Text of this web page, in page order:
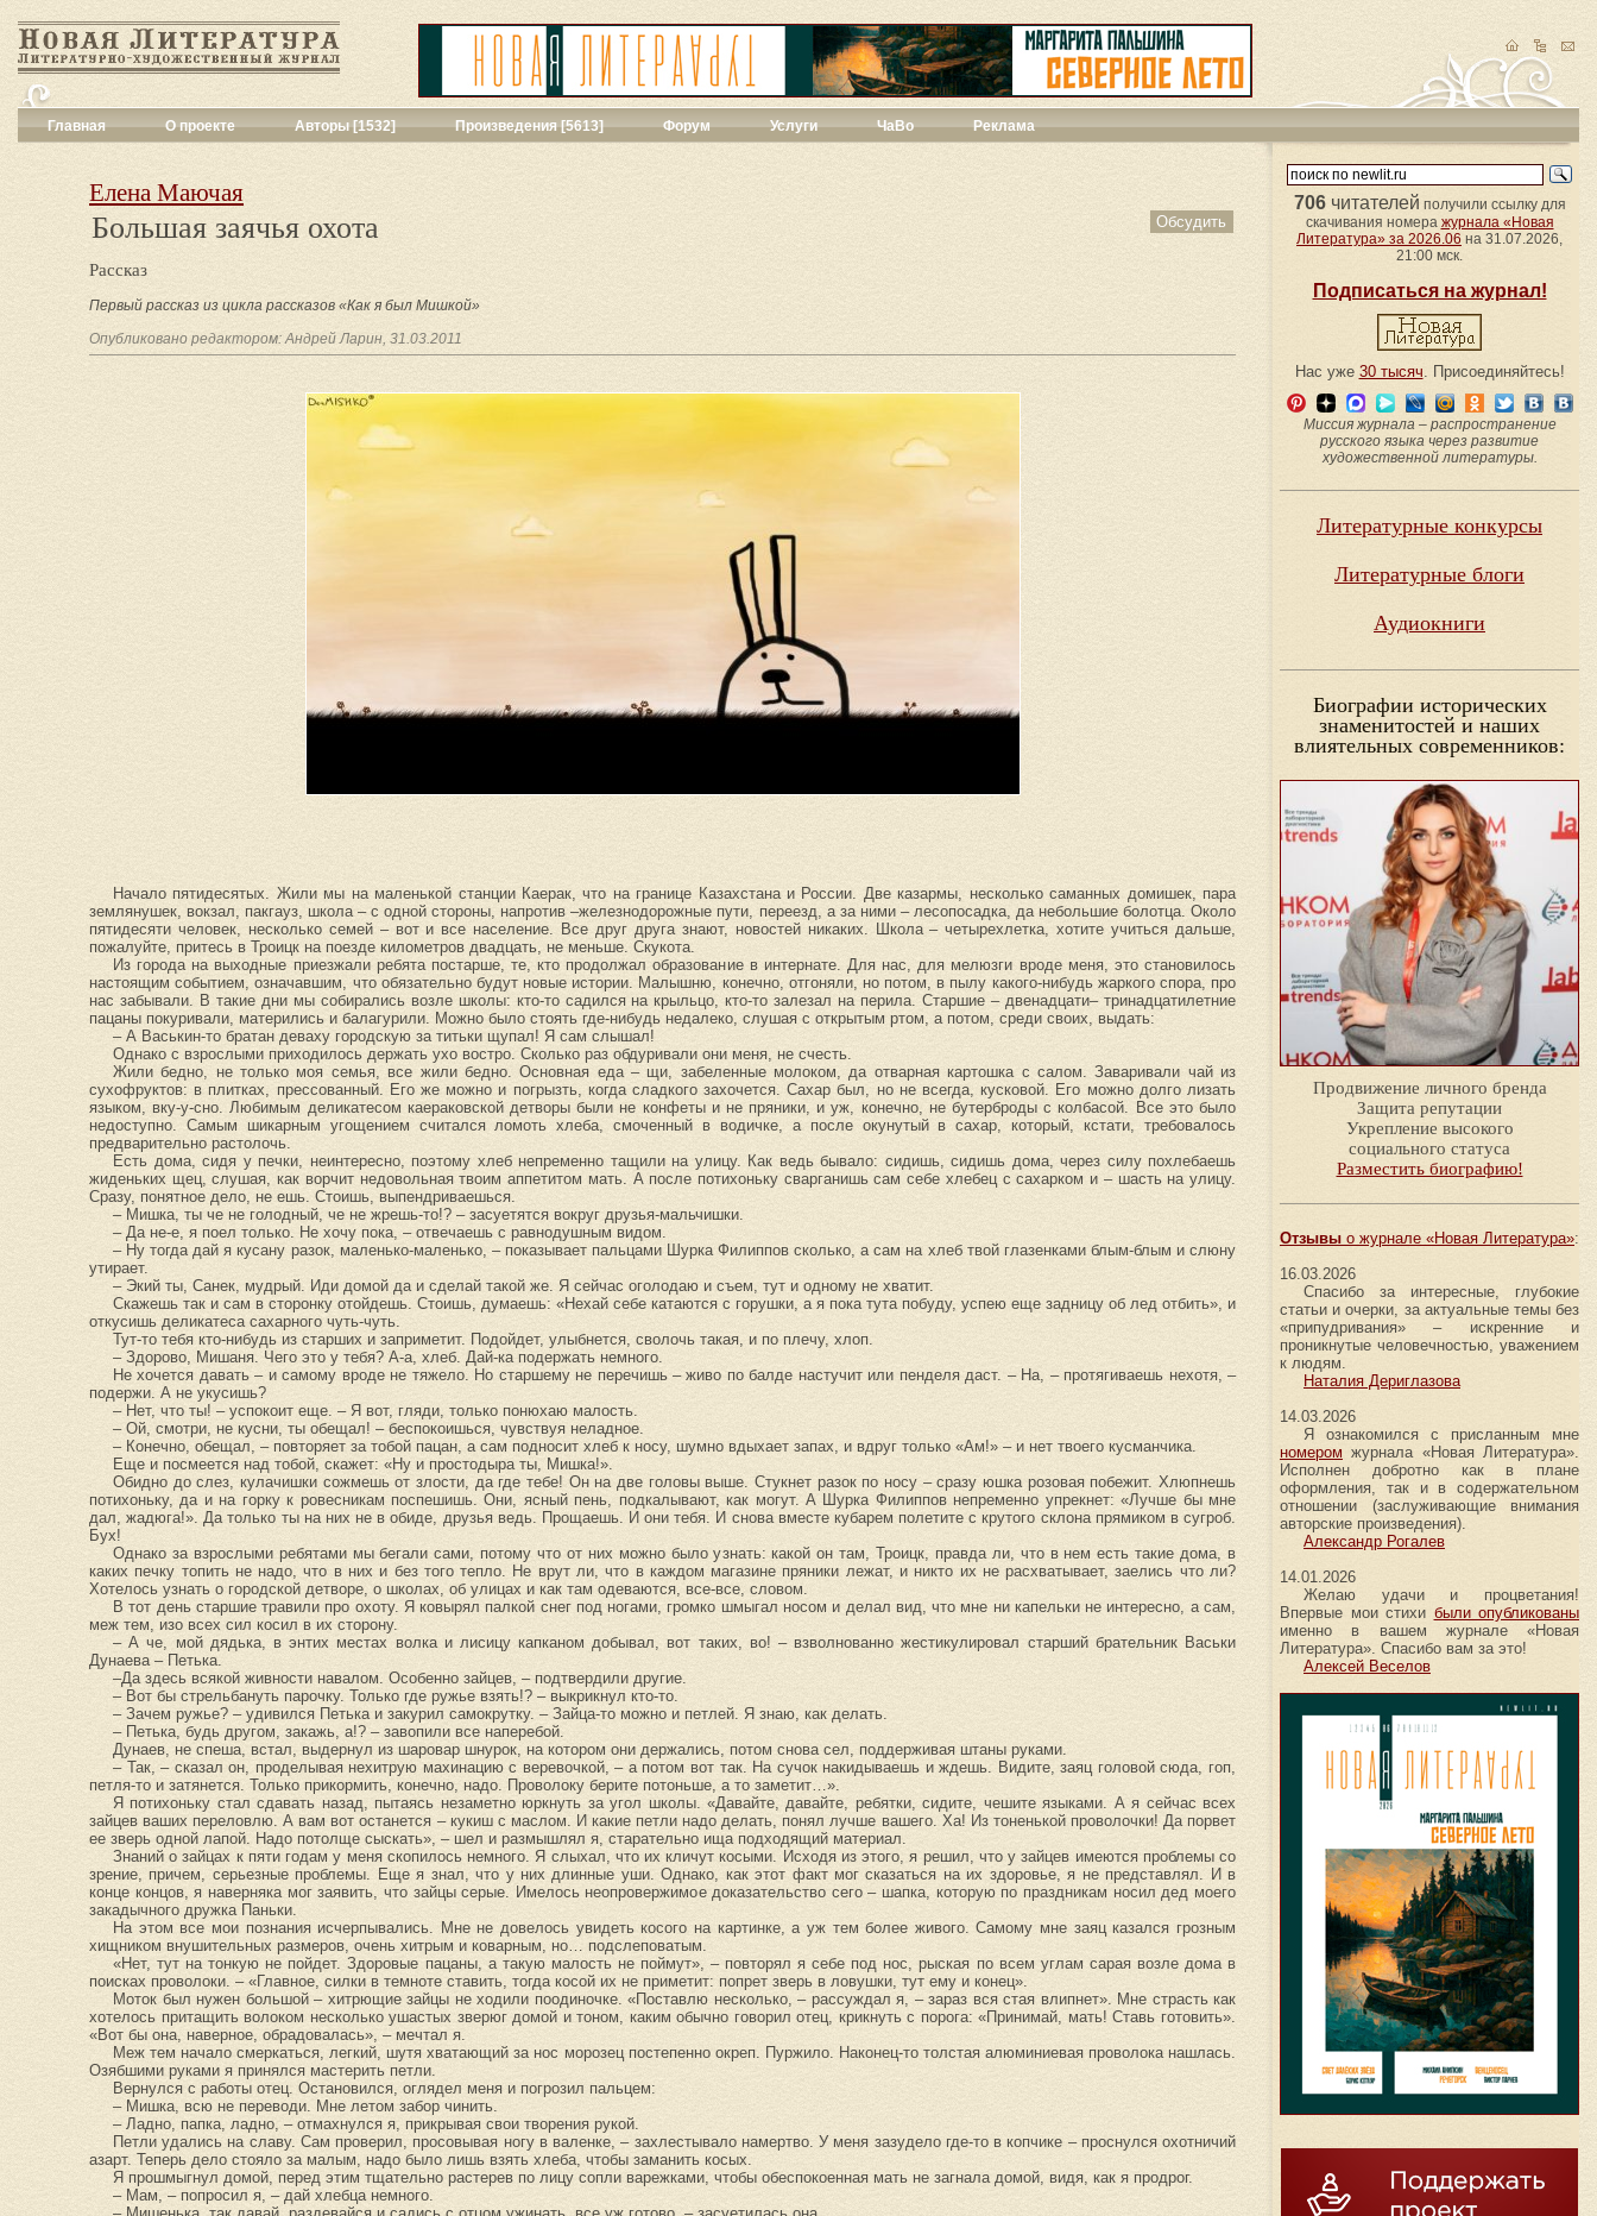
Главная О проекте Авторы [1532] Произведения [5613]
Сценарии
Галерея[144]
Все жанры
Форум Услуги ЧаВо Реклама
Елена Маючая
Большая заячья охота Обсудить
Рассказ
Первый рассказ из цикла рассказов «Как я был Мишкой»
Опубликовано редактором: Андрей Ларин, 31.03.2011
Начало пятидесятых. Жили мы на маленькой станции Каерак, что на границе Казахстана и России. Две казармы, несколько саманных домишек, пара
землянушек, вокзал, пакгауз, школа – с одной стороны, напротив –железнодорожные пути, переезд, а за ними – лесопосадка, да небольшие болотца. Около
пятидесяти человек, несколько семей – вот и все население. Все друг друга знают, новостей никаких. Школа – четырехлетка, хотите учиться дальше,
пожалуйте, притесь в Троицк на поезде километров двадцать, не меньше. Скукота.
Из города на выходные приезжали ребята постарше, те, кто продолжал образование в интернате. Для нас, для мелюзги вроде меня, это становилось
настоящим событием, означавшим, что обязательно будут новые истории. Малышню, конечно, отгоняли, но потом, в пылу какого-нибудь жаркого спора, про
нас забывали. В такие дни мы собирались возле школы: кто-то садился на крыльцо, кто-то залезал на перила. Старшие – двенадцати– тринадцатилетние
пацаны покуривали, матерились и балагурили. Можно было стоять где-нибудь недалеко, слушая с открытым ртом, а потом, среди своих, выдать:
– А Васькин-то братан деваху городскую за титьки щупал! Я сам слышал!
Однако с взрослыми приходилось держать ухо востро. Сколько раз обдуривали они меня, не счесть.
Жили бедно, не только моя семья, все жили бедно. Основная еда – щи, забеленные молоком, да отварная картошка с салом. Заваривали чай из
сухофруктов: в плитках, прессованный. Его же можно и погрызть, когда сладкого захочется. Сахар был, но не всегда, кусковой. Его можно долго лизать
языком, вку-у-сно. Любимым деликатесом каераковской детворы были не конфеты и не пряники, и уж, конечно, не бутерброды с колбасой. Все это было
недоступно. Самым шикарным угощением считался ломоть хлеба, смоченный в водичке, а после окунутый в сахар, который, кстати, требовалось
предварительно растолочь.
Есть дома, сидя у печки, неинтересно, поэтому хлеб непременно тащили на улицу. Как ведь бывало: сидишь, сидишь дома, через силу похлебаешь
жиденьких щец, слушая, как ворчит недовольная твоим аппетитом мать. А после потихоньку сварганишь сам себе хлебец с сахарком и – шасть на улицу.
Сразу, понятное дело, не ешь. Стоишь, выпендриваешься.
– Мишка, ты че не голодный, че не жрешь-то!? – засуетятся вокруг друзья-мальчишки.
– Да не-е, я поел только. Не хочу пока, – отвечаешь с равнодушным видом.
– Ну тогда дай я кусану разок, маленько-маленько, – показывает пальцами Шурка Филиппов сколько, а сам на хлеб твой глазенками блым-блым и слюну
утирает.
– Экий ты, Санек, мудрый. Иди домой да и сделай такой же. Я сейчас оголодаю и съем, тут и одному не хватит.
Скажешь так и сам в сторонку отойдешь. Стоишь, думаешь: «Нехай себе катаются с горушки, а я пока тута побуду, успею еще задницу об лед отбить», и
откусишь деликатеса сахарного чуть-чуть.
Тут-то тебя кто-нибудь из старших и заприметит. Подойдет, улыбнется, сволочь такая, и по плечу, хлоп.
– Здорово, Мишаня. Чего это у тебя? А-а, хлеб. Дай-ка подержать немного.
Не хочется давать – и самому вроде не тяжело. Но старшему не перечишь – живо по балде настучит или пенделя даст. – На, – протягиваешь нехотя, –
подержи. А не укусишь?
– Нет, что ты! – успокоит еще. – Я вот, гляди, только понюхаю малость.
– Ой, смотри, не кусни, ты обещал! – беспокоишься, чувствуя неладное.
– Конечно, обещал, – повторяет за тобой пацан, а сам подносит хлеб к носу, шумно вдыхает запах, и вдруг только «Ам!» – и нет твоего кусманчика.
Еще и посмеется над тобой, скажет: «Ну и простодыра ты, Мишка!».
Обидно до слез, кулачишки сожмешь от злости, да где тебе! Он на две головы выше. Стукнет разок по носу – сразу юшка розовая побежит. Хлюпнешь
потихоньку, да и на горку к ровесникам поспешишь. Они, ясный пень, подкалывают, как могут. А Шурка Филиппов непременно упрекнет: «Лучше бы мне
дал, жадюга!». Да только ты на них не в обиде, друзья ведь. Прощаешь. И они тебя. И снова вместе кубарем полетите с крутого склона прямиком в сугроб.
Бух!
Однако за взрослыми ребятами мы бегали сами, потому что от них можно было узнать: какой он там, Троицк, правда ли, что в нем есть такие дома, в
каких печку топить не надо, что в них и без того тепло. Не врут ли, что в каждом магазине пряники лежат, и никто их не расхватывает, заелись что ли?
Хотелось узнать о городской детворе, о школах, об улицах и как там одеваются, все-все, словом.
В тот день старшие травили про охоту. Я ковырял палкой снег под ногами, громко шмыгал носом и делал вид, что мне ни капельки не интересно, а сам,
меж тем, изо всех сил косил в их сторону.
– А че, мой дядька, в энтих местах волка и лисицу капканом добывал, вот таких, во! – взволнованно жестикулировал старший брательник Васьки
Дунаева – Петька.
–Да здесь всякой живности навалом. Особенно зайцев, – подтвердили другие.
– Вот бы стрельбануть парочку. Только где ружье взять!? – выкрикнул кто-то.
– Зачем ружье? – удивился Петька и закурил самокрутку. – Зайца-то можно и петлей. Я знаю, как делать.
– Петька, будь другом, закажь, а!? – завопили все наперебой.
Дунаев, не спеша, встал, выдернул из шаровар шнурок, на котором они держались, потом снова сел, поддерживая штаны руками.
– Так, – сказал он, проделывая нехитрую махинацию с веревочкой, – а потом вот так. На сучок накидываешь и ждешь. Видите, заяц головой сюда, гоп,
петля-то и затянется. Только прикормить, конечно, надо. Проволоку берите потоньше, а то заметит…».
Я потихоньку стал сдавать назад, пытаясь незаметно юркнуть за угол школы. «Давайте, давайте, ребятки, сидите, чешите языками. А я сейчас всех
зайцев ваших переловлю. А вам вот останется – кукиш с маслом. И какие петли надо делать, понял лучше вашего. Ха! Из тоненькой проволочки! Да порвет
ее зверь одной лапой. Надо потолще сыскать», – шел и размышлял я, старательно ища подходящий материал.
Знаний о зайцах к пяти годам у меня скопилось немного. Я слыхал, что их кличут косыми. Исходя из этого, я решил, что у зайцев имеются проблемы со
зрение, причем, серьезные проблемы. Еще я знал, что у них длинные уши. Однако, как этот факт мог сказаться на их здоровье, я не представлял. И в
конце концов, я наверняка мог заявить, что зайцы серые. Имелось неопровержимое доказательство сего – шапка, которую по праздникам носил дед моего
закадычного дружка Паньки.
На этом все мои познания исчерпывались. Мне не довелось увидеть косого на картинке, а уж тем более живого. Самому мне заяц казался грозным
хищником внушительных размеров, очень хитрым и коварным, но… подслеповатым.
«Нет, тут на тонкую не пойдет. Здоровые пацаны, а такую малость не поймут», – повторял я себе под нос, рыская по всем углам сарая возле дома в
поисках проволоки. – «Главное, силки в темноте ставить, тогда косой их не приметит: попрет зверь в ловушки, тут ему и конец».
Моток был нужен большой – хитрющие зайцы не ходили поодиночке. «Поставлю несколько, – рассуждал я, – зараз вся стая влипнет». Мне страсть как
хотелось притащить волоком несколько ушастых зверюг домой и тоном, каким обычно говорил отец, крикнуть с порога: «Принимай, мать! Ставь готовить».
«Вот бы она, наверное, обрадовалась», – мечтал я.
Меж тем начало смеркаться, легкий, шутя хватающий за нос морозец постепенно окреп. Пуржило. Наконец-то толстая алюминиевая проволока нашлась.
Озябшими руками я принялся мастерить петли.
Вернулся с работы отец. Остановился, оглядел меня и погрозил пальцем:
– Мишка, всю не переводи. Мне летом забор чинить.
– Ладно, папка, ладно, – отмахнулся я, прикрывая свои творения рукой.
Петли удались на славу. Сам проверил, просовывая ногу в валенке, – захлестывало намертво. У меня зазудело где-то в копчике – проснулся охотничий
азарт. Теперь дело стояло за малым, надо было лишь взять хлеба, чтобы заманить косых.
Я прошмыгнул домой, перед этим тщательно растерев по лицу сопли варежками, чтобы обеспокоенная мать не загнала домой, видя, как я продрог.
– Мам, – попросил я, – дай хлебца немного.
706читателей получили ссылку для
скачивания номера журнала «Новая
Литература» за 2026.06 на 31.07.2026,
21:00 мск.
Подписаться на журнал!
Нас уже 30 тысяч. Присоединяйтесь!
Миссия журнала – распространение
русского языка через развитие
художественной литературы.
Литературные конкурсы
Литературные блоги
Аудиокниги
Биографии исторических
знаменитостей и наших
влиятельных современников:
Продвижение личного бренда
Защита репутации
Укрепление высокого
социального статуса
Разместить биографию!
Отзывы о журнале «Новая Литература»:
16.03.2026
Спасибо за интересные, глубокие
статьи и очерки, за актуальные темы без
«припудривания» – искренние и
проникнутые человечностью, уважением
к людям.
Наталия Дериглазова
14.03.2026
Я ознакомился с присланным мне
номером журнала «Новая Литература».
Исполнен добротно как в плане
оформления, так и в содержательном
отношении (заслуживающие внимания
авторские произведения).
Александр Рогалев
14.01.2026
Желаю удачи и процветания!
Впервые мои стихи были опубликованы
именно в вашем журнале «Новая
Литература». Спасибо вам за это!
Алексей Веселов